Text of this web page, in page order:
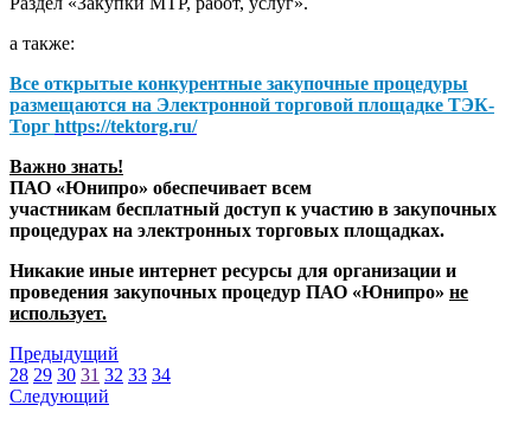
а также:
Все открытые конкурентные закупочные процедуры
размещаются на Электронной торговой площадке ТЭК-
Торг https://tektorg.ru/
Важно знать!
ПАО «Юнипро» обеспечивает всем
участникам бесплатный доступ к участию в закупочных
процедурах на электронных торговых площадках.
Никакие иные интернет ресурсы для организации и
проведения закупочных процедур ПАО «Юнипро» не
использует.
Предыдущий
28 29 30 31 32 33 34
Следующий